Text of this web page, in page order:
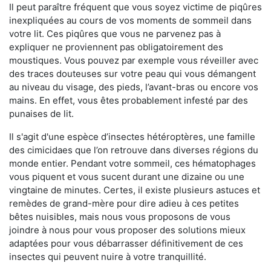
Il peut paraître fréquent que vous soyez victime de piqûres
inexpliquées au cours de vos moments de sommeil dans
votre lit. Ces piqûres que vous ne parvenez pas à
expliquer ne proviennent pas obligatoirement des
moustiques. Vous pouvez par exemple vous réveiller avec
des traces douteuses sur votre peau qui vous démangent
au niveau du visage, des pieds, l’avant-bras ou encore vos
mains. En effet, vous êtes probablement infesté par des
punaises de lit.
Il s'agit d'une espèce d’insectes hétéroptères, une famille
des cimicidaes que l’on retrouve dans diverses régions du
monde entier. Pendant votre sommeil, ces hématophages
vous piquent et vous sucent durant une dizaine ou une
vingtaine de minutes. Certes, il existe plusieurs astuces et
remèdes de grand-mère pour dire adieu à ces petites
bêtes nuisibles, mais nous vous proposons de vous
joindre à nous pour vous proposer des solutions mieux
adaptées pour vous débarrasser définitivement de ces
insectes qui peuvent nuire à votre tranquillité.